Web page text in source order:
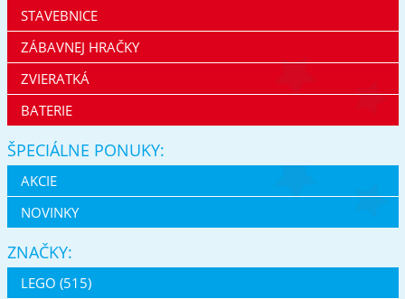
STAVEBNICE
ZÁBAVNEJ HRAČKY
ZVIERATKÁ
BATERIE
ŠPECIÁLNE PONUKY:
AKCIE
NOVINKY
ZNAČKY:
LEGO (515)